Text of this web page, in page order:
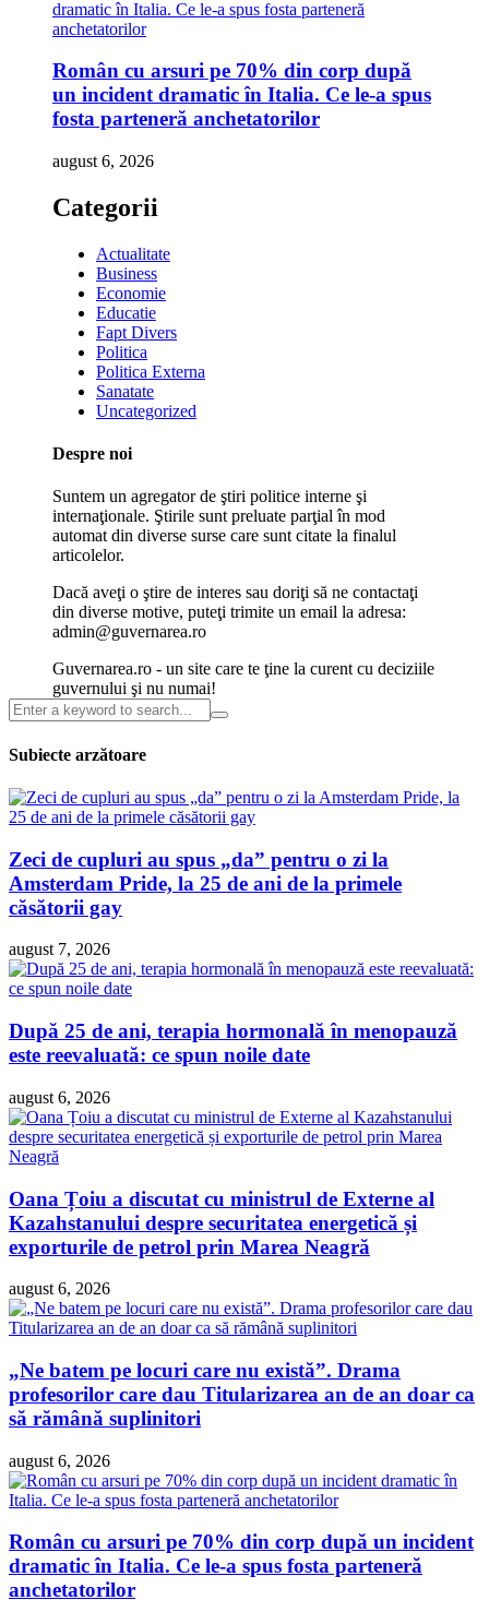
Român cu arsuri pe 70% din corp după
un incident dramatic în Italia. Ce le-a spus
fosta parteneră anchetatorilor
august 6, 2026
Categorii
Actualitate
Business
Economie
Educatie
Fapt Divers
Politica
Politica Externa
Sanatate
Uncategorized
Despre noi
Suntem un agregator de ştiri politice interne şi
internaţionale. Ştirile sunt preluate parţial în mod
automat din diverse surse care sunt citate la finalul
articolelor.
Dacă aveţi o ştire de interes sau doriţi să ne contactaţi
din diverse motive, puteţi trimite un email la adresa:
admin@guvernarea.ro
Guvernarea.ro - un site care te ţine la curent cu deciziile
guvernului şi nu numai!
Subiecte arzătoare
Zeci de cupluri au spus „da” pentru o zi la
Amsterdam Pride, la 25 de ani de la primele
căsătorii gay
august 7, 2026
După 25 de ani, terapia hormonală în menopauză
este reevaluată: ce spun noile date
august 6, 2026
Oana Țoiu a discutat cu ministrul de Externe al
Kazahstanului despre securitatea energetică și
exporturile de petrol prin Marea Neagră
august 6, 2026
„Ne batem pe locuri care nu există”. Drama
profesorilor care dau Titularizarea an de an doar ca
să rămână suplinitori
august 6, 2026
Român cu arsuri pe 70% din corp după un incident
dramatic în Italia. Ce le-a spus fosta parteneră
anchetatorilor